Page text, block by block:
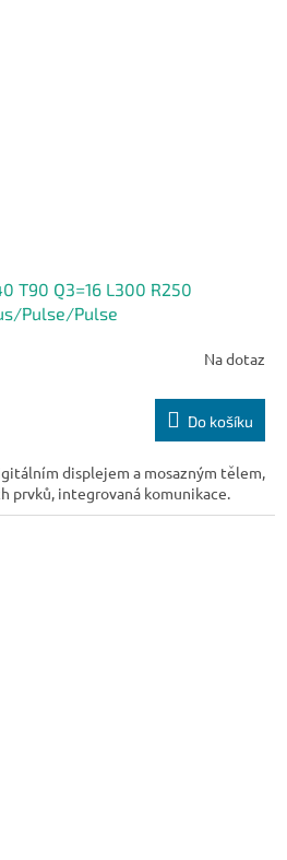
T90 Q3=16 L300 R250
Pulse/Pulse
Na dotaz
Do košíku
displejem a mosazným tělem,
prvků, integrovaná komunikace.